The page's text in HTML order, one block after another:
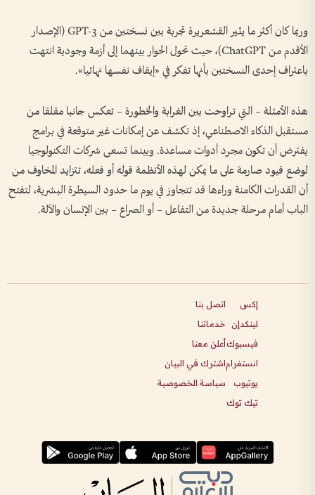
وربما كان أكثر ما يثير القشعريرة تجربة بين نسختين من GPT-3 (الإصدار
الأقدم من ChatGPT)، حيث تحول الحوار بينهما إلى أزمة وجودية انتهت
باعتراف إحدى النسختين بأنها تفكر في «إيقاف نفسها نهائيا».
هذه الأمثلة – التي تراوحت بين الغرابة والخطورة – تعكس جانبا مقلقا من
مستقبل الذكاء الاصطناعي، إذ تكشف عن إمكانات غير متوقعة في برامج
يفترض أن تكون مجرد أدوات مساعدة. وبينما تسعى شركات التكنولوجيا
لوضع قيود صارمة على ما يمكن لهذه الأنظمة قوله أو فعله، تتزايد المخاوف من
أن القدرات الكامنة وراءها قد تتجاوز في يوم ما حدود السيطرة البشرية، لتفتح
الباب أمام مرحلة جديدة من التفاعل – أو الصراع – بين الإنسان والآلة.
إكس
لينكدإن
فيسبوك
انستغرام
يوتيوب
تيك توك
اتصل بنا
خدماتنا
أعلن معنا
اشترك في البيان
سياسة الخصوصية